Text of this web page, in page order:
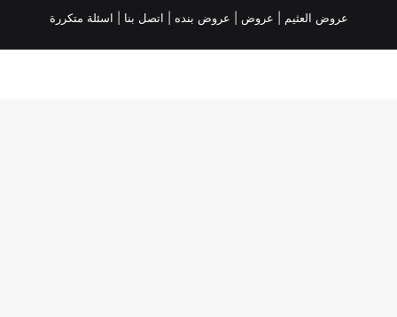
عروض العثيم عروض عروض بنده | اتصل بنا | اسئلة متكررة